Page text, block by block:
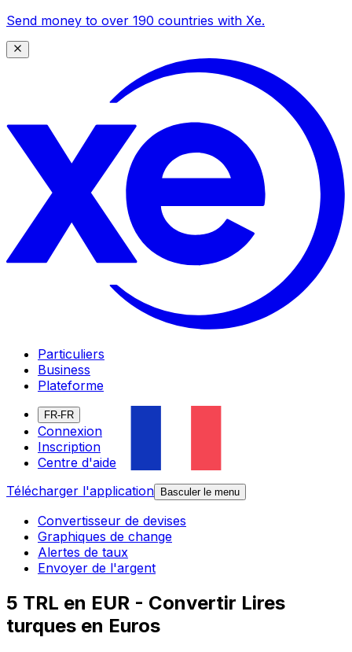
Send money to over 190 countries with Xe.
Particuliers
Business
Plateforme
FR-FR
Connexion
Inscription
Centre d'aide
Télécharger l'application
Basculer le menu
Convertisseur de devises
Graphiques de change
Alertes de taux
Envoyer de l'argent
5 TRL en EUR - Convertir Lires
turques en Euros